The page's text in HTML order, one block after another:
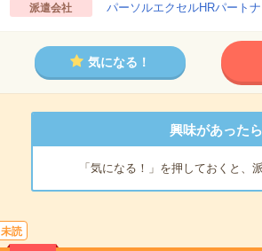
派遣会社 パーソルエクセルHRパート
気になる！
興味があった
「気になる！」を押しておくと、
未読